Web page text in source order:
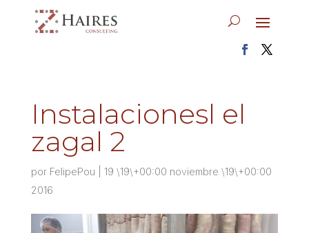
Instalacionesl el
zagal 2
por FelipePou
19 \19\+00:00 noviembre \19\+00:00
2016